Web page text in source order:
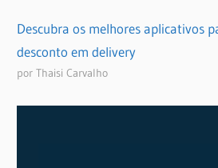
Descubra os melhores aplicativos
desconto em delivery
por Thaisi Carvalho